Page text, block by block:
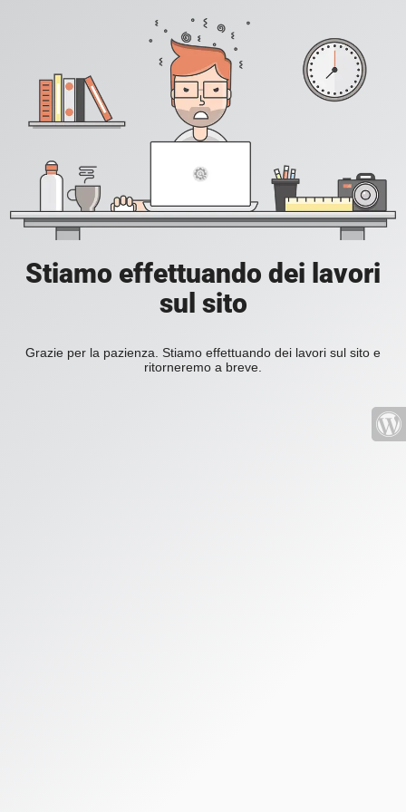
Stiamo effettuando dei lavori
sul sito
Grazie per la pazienza. Stiamo effettuando dei lavori sul sito e
ritorneremo a breve.